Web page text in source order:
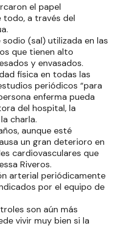
el papel
todo, a través del
(sal) utilizada en las
que tienen alto
y envasados.
física en todas las
periódicos “para
enferma pueda
del hospital, la
charla.
aunque esté
un gran deterioro en
cardiovasculares que
Riveros.
arterial periódicamente
por el equipo de
son aún más
vivir muy bien si la